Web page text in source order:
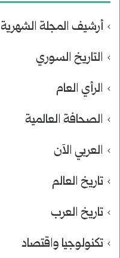
أرشيف المجلة الشهرية
التاريخ السوري
الرأي العام
الصحافة العالمية
العربي الآن
تاريخ العالم
تاريخ العرب
تكنولوجيا واقتصاد